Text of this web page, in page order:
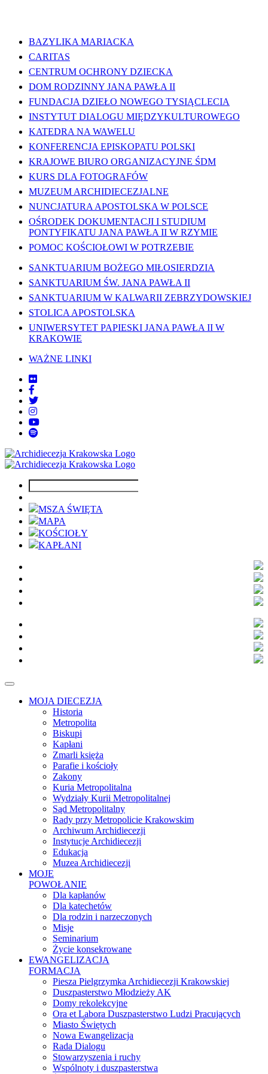
BAZYLIKA MARIACKA
CARITAS
CENTRUM OCHRONY DZIECKA
DOM RODZINNY JANA PAWŁA II
FUNDACJA DZIEŁO NOWEGO TYSIĄCLECIA
INSTYTUT DIALOGU MIĘDZYKULTUROWEGO
KATEDRA NA WAWELU
KONFERENCJA EPISKOPATU POLSKI
KRAJOWE BIURO ORGANIZACYJNE ŚDM
KURS DLA FOTOGRAFÓW
MUZEUM ARCHIDIECEZJALNE
NUNCJATURA APOSTOLSKA W POLSCE
OŚRODEK DOKUMENTACJI I STUDIUM
PONTYFIKATU JANA PAWŁA II W RZYMIE
POMOC KOŚCIOŁOWI W POTRZEBIE
SANKTUARIUM BOŻEGO MIŁOSIERDZIA
SANKTUARIUM ŚW. JANA PAWŁA II
SANKTUARIUM W KALWARII ZEBRZYDOWSKIEJ
STOLICA APOSTOLSKA
UNIWERSYTET PAPIESKI JANA PAWŁA II W
KRAKOWIE
WAŻNE LINKI
MSZA ŚWIĘTA
MAPA
KOŚCIOŁY
KAPŁANI
MOJA DIECEZJA
Historia
Metropolita
Biskupi
Kapłani
Zmarli księża
Parafie i kościoły
Zakony
Kuria Metropolitalna
Wydziały Kurii Metropolitalnej
Sąd Metropolitalny
Rady przy Metropolicie Krakowskim
Archiwum Archidiecezji
Instytucje Archidiecezji
Edukacja
Muzea Archidiecezji
MOJE
POWOŁANIE
Dla kapłanów
Dla katechetów
Dla rodzin i narzeczonych
Misje
Seminarium
Życie konsekrowane
EWANGELIZACJA
FORMACJA
Piesza Pielgrzymka Archidiecezji Krakowskiej
Duszpasterstwo Młodzieży AK
Domy rekolekcyjne
Ora et Labora Duszpasterstwo Ludzi Pracujących
Miasto Świętych
Nowa Ewangelizacja
Rada Dialogu
Stowarzyszenia i ruchy
Wspólnoty i duszpasterstwa